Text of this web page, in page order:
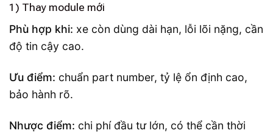
1) Thay module mới
Phù hợp khi: xe còn dùng dài hạn, lỗi lõi nặng, cần
độ tin cậy cao.
Ưu điểm: chuẩn part number, tỷ lệ ổn định cao,
bảo hành rõ.
Nhược điểm: chi phí đầu tư lớn, có thể cần thời